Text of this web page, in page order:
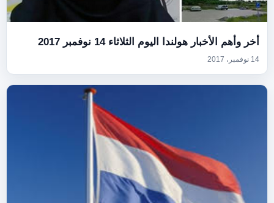
أخر وأهم الأخبار هولندا اليوم الثلاثاء 14 نوفمبر 2017
14 نوفمبر، 2017